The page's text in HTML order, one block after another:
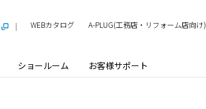
ショールーム お客様サポート
WEBカタログ A-PLUG(工務店・リフォーム店向け)